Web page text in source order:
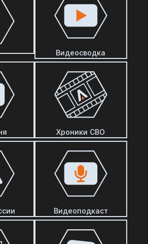
Видеосводка
Хроники СВО
Видеоподкаст